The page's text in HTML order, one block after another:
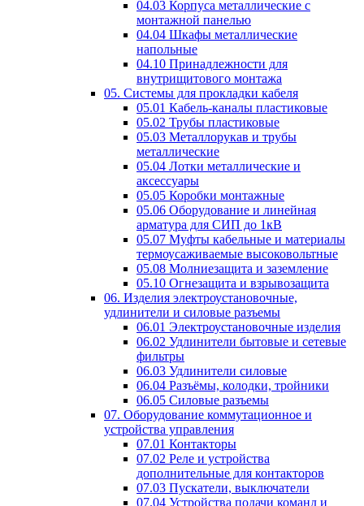
04.03 Корпуса металлические с
монтажной панелью
04.04 Шкафы металлические
напольные
04.10 Принадлежности для
внутрищитового монтажа
05. Системы для прокладки кабеля
05.01 Кабель-каналы пластиковые
05.02 Трубы пластиковые
05.03 Металлорукав и трубы
металлические
05.04 Лотки металлические и
аксессуары
05.05 Коробки монтажные
05.06 Оборудование и линейная
арматура для СИП до 1кВ
05.07 Муфты кабельные и материалы
термоусаживаемые высоковольтные
05.08 Молниезащита и заземление
05.10 Огнезащита и взрывозащита
06. Изделия электроустановочные,
удлинители и силовые разъемы
06.01 Электроустановочные изделия
06.02 Удлинители бытовые и сетевые
фильтры
06.03 Удлинители силовые
06.04 Разъёмы, колодки, тройники
06.05 Силовые разъемы
07. Оборудование коммутационное и
устройства управления
07.01 Контакторы
07.02 Реле и устройства
дополнительные для контакторов
07.03 Пускатели, выключатели
07.04 Устройства подачи команд и